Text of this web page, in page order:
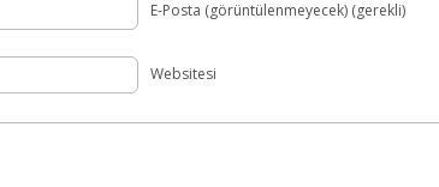
E-Posta (görüntülenmeyecek) (gerekli)
Websitesi